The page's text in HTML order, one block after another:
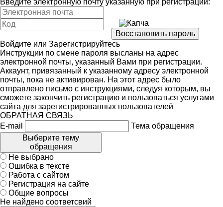
Введите электронную почту указанную при регистрации:
Войдите или Зарегистрируйтесь
Инструкции по смене пароля высланы на адрес
электронной почты, указанный Вами при регистрации.
Аккаунт, привязанный к указанному адресу электронной
почты, пока не активирован. На этот адрес было
отправлено письмо с инструкциями, следуя которым, вы
сможете закончить регистрацию и пользоваться услугами
сайта для зарегистрированных пользователей
ОБРАТНАЯ СВЯЗЬ
E-mail
Тема обращения
Выберите тему
обращения
Не выбрано
Ошибка в тексте
Работа с сайтом
Регистрация на сайте
Общие вопросы
Не найдено соответсвий